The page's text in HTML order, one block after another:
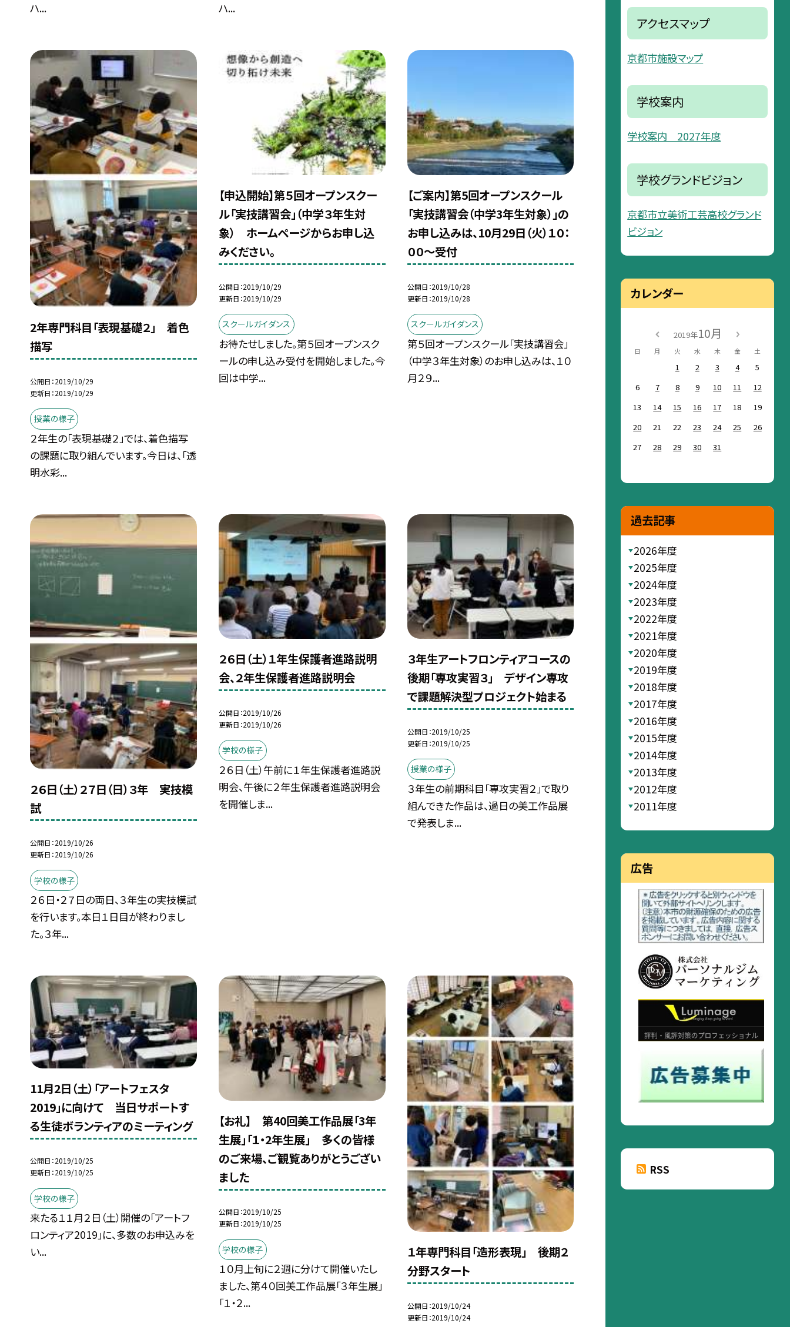
ハ...
ハ...
2年専門科目「表現基礎２」 着色
描写
公開日 2019/10/29
更新日 2019/10/29
授業の様子
２年生の「表現基礎２」では、着色描写
の課題に取り組んでいます。今日は、「透
明水彩...
【申込開始】第５回オープンスクー
ル「実技講習会」（中学３年生対
象） ホームページからお申し込
みください。
公開日 2019/10/29
更新日 2019/10/29
スクールガイダンス
お待たせしました。第５回オープンスク
ールの申し込み受付を開始しました。今
回は中学...
【ご案内】第5回オープンスクール
「実技講習会（中学3年生対象）」の
お申し込みは、10月29日（火）１０：
００〜受付
公開日 2019/10/28
更新日 2019/10/28
スクールガイダンス
第５回オープンスクール「実技講習会」
（中学３年生対象）のお申し込みは、１０
月２９...
２６日（土）２７日（日）３年 実技模
試
公開日 2019/10/26
更新日 2019/10/26
学校の様子
２６日・２７日の両日、３年生の実技模試
を行います。本日１日目が終わりまし
た。３年...
２６日（土）１年生保護者進路説明
会、２年生保護者進路説明会
公開日 2019/10/26
更新日 2019/10/26
学校の様子
２６日（土）午前に１年生保護者進路説
明会、午後に２年生保護者進路説明会
を開催しま...
３年生アートフロンティアコースの
後期「専攻実習３」 デザイン専攻
で課題解決型プロジェクト始まる
公開日 2019/10/25
更新日 2019/10/25
授業の様子
３年生の前期科目「専攻実習２」で取り
組んできた作品は、過日の美工作品展
で発表しま...
11月2日（土）「アートフェスタ
2019」に向けて 当日サポートす
る生徒ボランティアのミーティング
公開日 2019/10/25
更新日 2019/10/25
学校の様子
来たる１１月２日（土）開催の「アートフ
ロンティア2019」に、多数のお申込みを
い...
【お礼】 第40回美工作品展「3年
生展」「１・2年生展」 多くの皆様
のご来場、ご観覧ありがとうござい
ました
公開日 2019/10/25
更新日 2019/10/25
学校の様子
１０月上旬に２週に分けて開催いたし
ました、第４０回美工作品展「３年生展」
「１・２...
１年専門科目「造形表現」 後期２
分野スタート
公開日 2019/10/24
更新日 2019/10/24
アクセスマップ
京都市施設マップ
学校案内
学校案内 2027年度
学校グランドビジョン
京都市立美術工芸高校グランド
ビジョン
カレンダー
2019年10月
日 月 火 水 木 金 土
1 2 3 4
5
6
7 8 9 10 11
12
13
14 15 16 17 18
19
20
21 22 23 24 25
26
27
28 29 30 31
過去記事
2026年度
2025年度
2024年度
2023年度
2022年度
2021年度
2020年度
2019年度
2018年度
2017年度
2016年度
2015年度
2014年度
2013年度
2012年度
2011年度
広告
RSS